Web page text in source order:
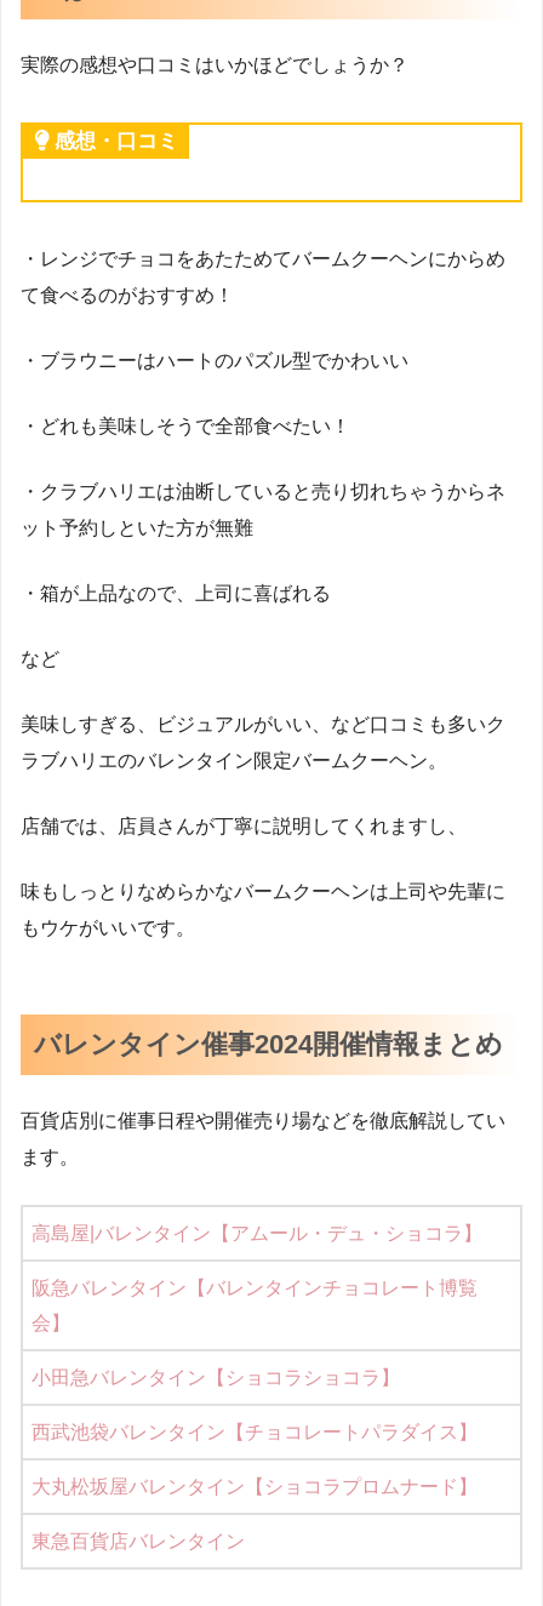
実際の感想や口コミはいかほどでしょうか？
感想・口コミ
・レンジでチョコをあたためてバームクーヘンにからめ
て食べるのがおすすめ！
・ブラウニーはハートのパズル型でかわいい
・どれも美味しそうで全部食べたい！
・クラブハリエは油断していると売り切れちゃうからネ
ット予約しといた方が無難
・箱が上品なので、上司に喜ばれる
など
美味しすぎる、ビジュアルがいい、など口コミも多いク
ラブハリエのバレンタイン限定バームクーヘン。
店舗では、店員さんが丁寧に説明してくれますし、
味もしっとりなめらかなバームクーヘンは上司や先輩に
もウケがいいです。
バレンタイン催事2024開催情報まとめ
百貨店別に催事日程や開催売り場などを徹底解説してい
ます。
高島屋|バレンタイン【アムール・デュ・ショコラ】
阪急バレンタイン【バレンタインチョコレート博覧
会】
小田急バレンタイン【ショコラショコラ】
西武池袋バレンタイン【チョコレートパラダイス】
大丸松坂屋バレンタイン【ショコラプロムナード】
東急百貨店バレンタイン